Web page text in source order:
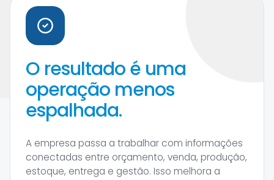
O resultado é uma
operação menos
espalhada.
A empresa passa a trabalhar com informações
conectadas entre orçamento, venda, produção,
estoque, entrega e gestão. Isso melhora a